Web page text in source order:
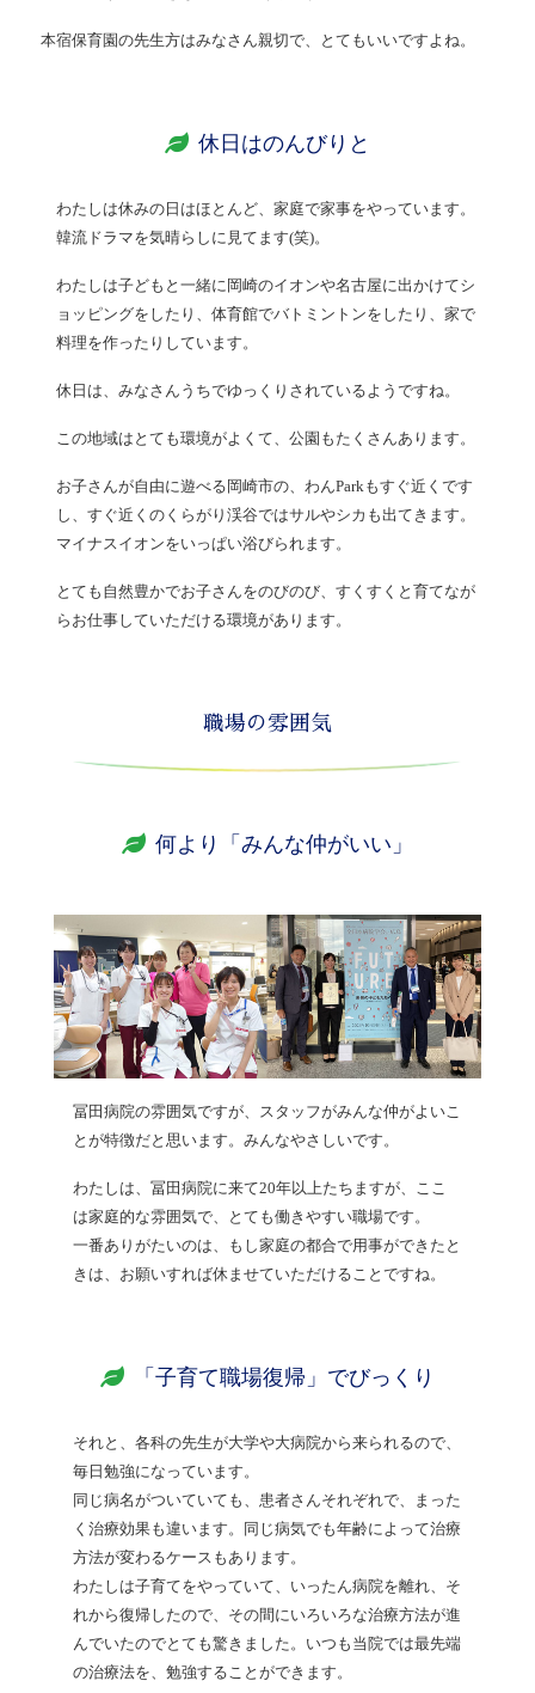
本宿保育園の先生方はみなさん親切で、とてもいいですよね。
休日はのんびりと
わたしは休みの日はほとんど、家庭で家事をやっています。
韓流ドラマを気晴らしに見てます(笑)。
わたしは子どもと一緒に岡崎のイオンや名古屋に出かけてシ
ョッピングをしたり、体育館でバトミントンをしたり、家で
料理を作ったりしています。
休日は、みなさんうちでゆっくりされているようですね。
この地域はとても環境がよくて、公園もたくさんあります。
お子さんが自由に遊べる岡崎市の、わんParkもすぐ近くです
し、すぐ近くのくらがり渓谷ではサルやシカも出てきます。
マイナスイオンをいっぱい浴びられます。
とても自然豊かでお子さんをのびのび、すくすくと育てなが
らお仕事していただける環境があります。
職場の雰囲気
何より「みんな仲がいい」
冨田病院の雰囲気ですが、スタッフがみんな仲がよいこ
とが特徴だと思います。みんなやさしいです。
わたしは、冨田病院に来て20年以上たちますが、ここ
は家庭的な雰囲気で、とても働きやすい職場です。
一番ありがたいのは、もし家庭の都合で用事ができたと
きは、お願いすれば休ませていただけることですね。
「子育て職場復帰」でびっくり
それと、各科の先生が大学や大病院から来られるので、
毎日勉強になっています。
同じ病名がついていても、患者さんそれぞれで、まった
く治療効果も違います。同じ病気でも年齢によって治療
方法が変わるケースもあります。
わたしは子育てをやっていて、いったん病院を離れ、そ
れから復帰したので、その間にいろいろな治療方法が進
んでいたのでとても驚きました。いつも当院では最先端
の治療法を、勉強することができます。